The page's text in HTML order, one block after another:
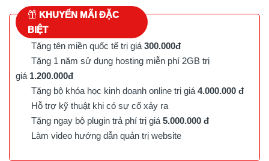
KHUYẾN MÃI ĐẶC
BIỆT
Tặng tên miền quốc tế trị giá 300.000đ
Tặng 1 năm sử dụng hosting miễn phí 2GB trị
giá 1.200.000đ
Tặng bộ khóa học kinh doanh online trị giá 4.000.000 đ
Hỗ trợ kỹ thuật khi có sự cố xảy ra
Tặng ngay bộ plugin trả phí trị giá 5.000.000 đ
Làm video hướng dẫn quản trị website